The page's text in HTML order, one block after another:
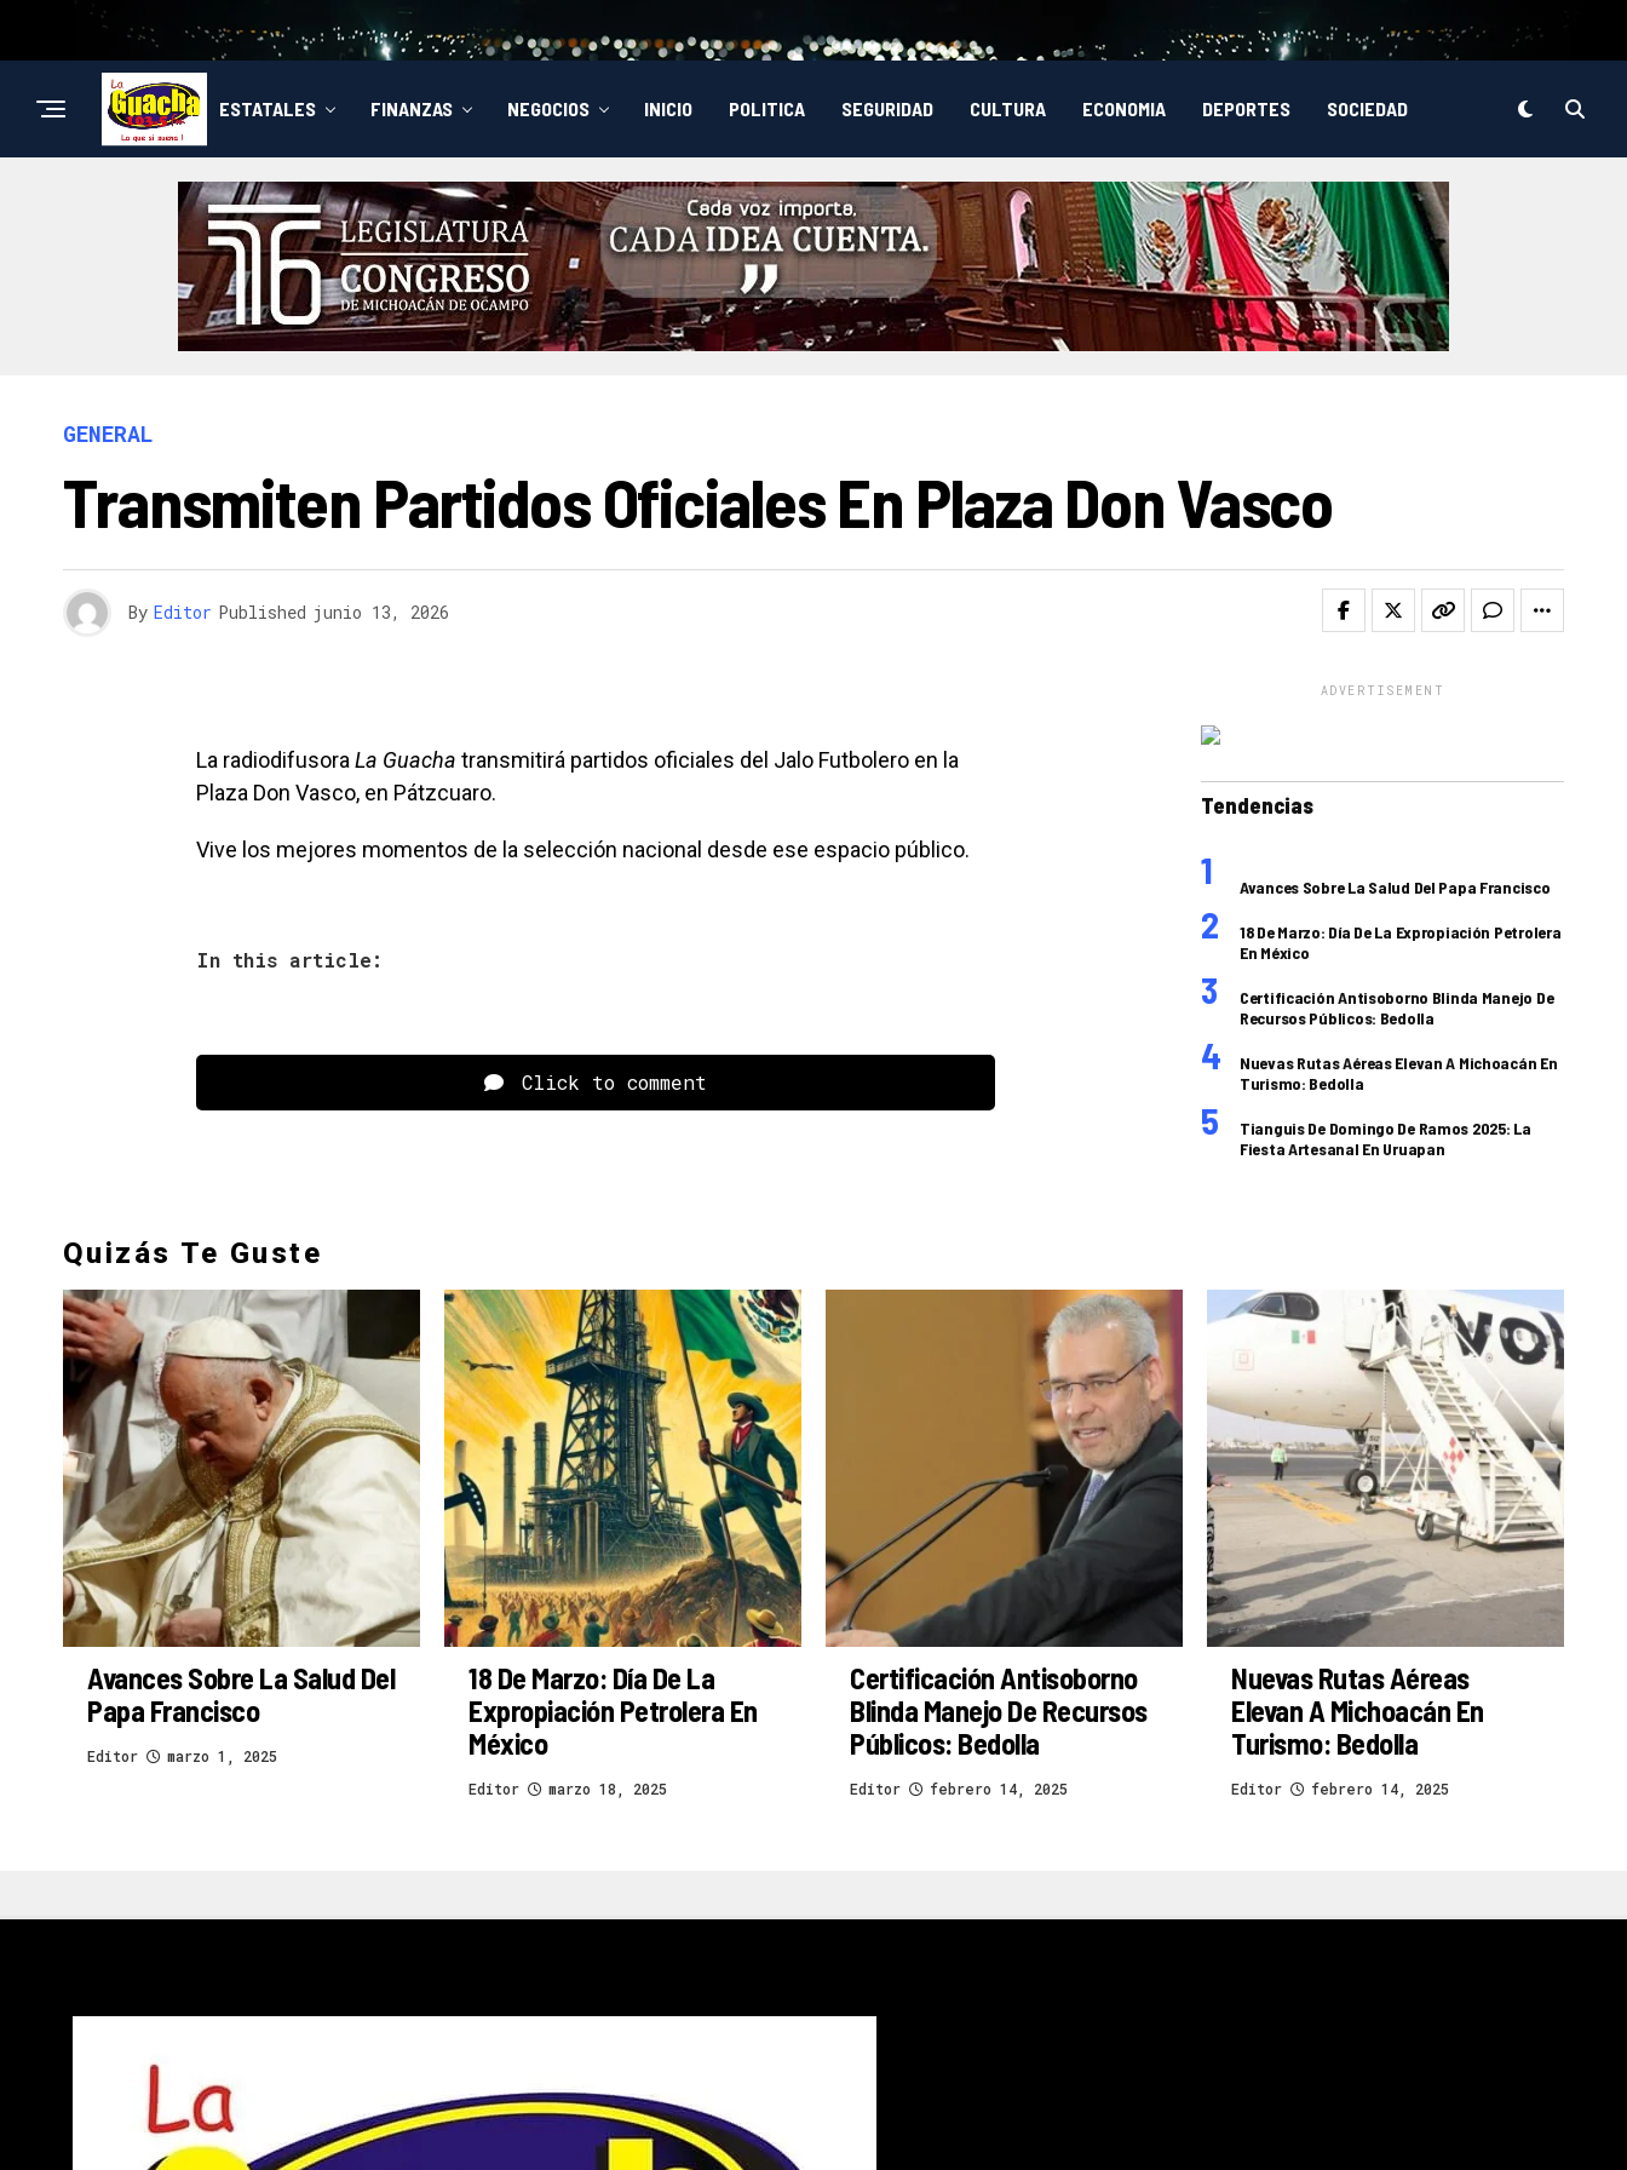
ESTATALES FINANZAS NEGOCIOS INICIO POLITICA SEGURIDAD CULTURA ECONOMIA DEPORTES SOCIEDAD
GENERAL
Transmiten Partidos Oficiales En Plaza Don Vasco
By Editor Published junio 13, 2026
La radiodifusora La Guacha transmitirá partidos oficiales del Jalo Futbolero en la
Plaza Don Vasco, en Pátzcuaro.
Vive los mejores momentos de la selección nacional desde ese espacio público.
In this article:
Click to comment
ADVERTISEMENT
Tendencias
Avances Sobre La Salud Del Papa Francisco
18 De Marzo: Día De La Expropiación Petrolera
En México
Certificación Antisoborno Blinda Manejo De
Recursos Públicos: Bedolla
Nuevas Rutas Aéreas Elevan A Michoacán En
Turismo: Bedolla
Tianguis De Domingo De Ramos 2025: La
Fiesta Artesanal En Uruapan
Quizás Te Guste
Avances Sobre La Salud Del
Papa Francisco
Editor marzo 1, 2025
18 De Marzo: Día De La
Expropiación Petrolera En
México
Editor marzo 18, 2025
Certificación Antisoborno
Blinda Manejo De Recursos
Públicos: Bedolla
Editor febrero 14, 2025
Nuevas Rutas Aéreas
Elevan A Michoacán En
Turismo: Bedolla
Editor febrero 14, 2025